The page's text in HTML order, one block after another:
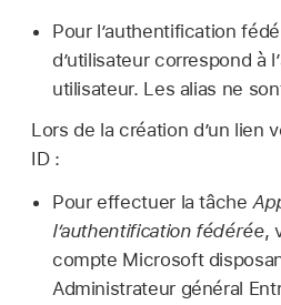
Pour l’authentification
d’utilisateur correspond à
utilisateur. Les alias ne
Lors de la création d’un lien
ID :
Pour effectuer la tâche
l’authentification fédérée,
compte Microsoft
Administrateur général